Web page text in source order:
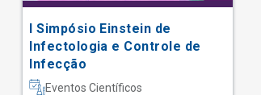
I Simpósio Einstein de
Infectologia e Controle de
Infecção
Eventos Científicos